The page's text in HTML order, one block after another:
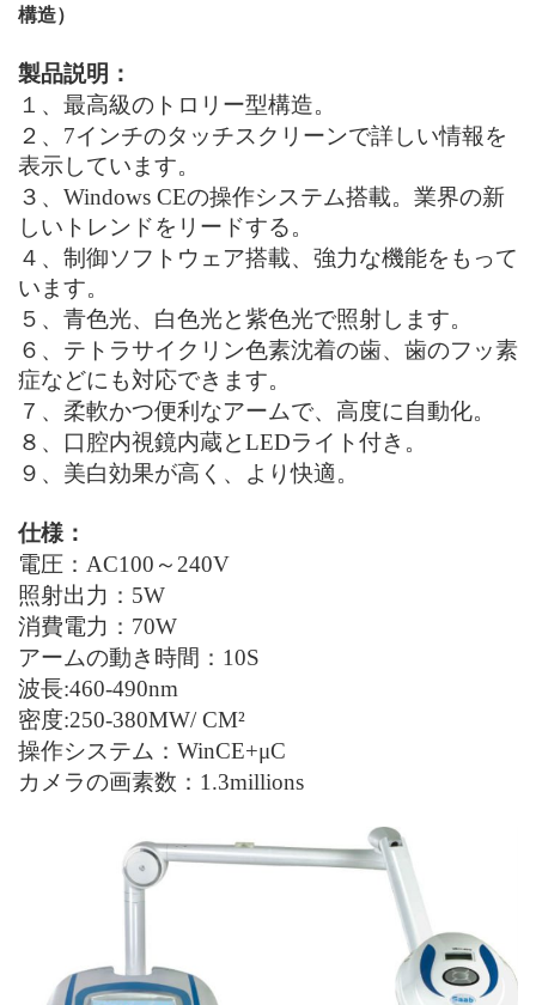
構造）
製品説明：
１、 最高級のトロリー型構造。
２、 7インチのタッチスクリーンで詳しい情報を
表示しています。
３、 Windows CEの操作システム搭載。業界の新
しいトレンドをリードする。
４、 制御ソフトウェア搭載、強力な機能をもって
います。
５、 青色光、白色光と紫色光で照射します。
６、 テトラサイクリン色素沈着の歯、歯のフッ素
症などに も対応できます。
７、 柔軟かつ便利なアームで、高度に自動化。
８、 口腔内視鏡内蔵とLEDライト付き。
９、 美白効果が高 く 、より快適。
仕様 ：
電圧 ：AC100 ～ 240V
照射出力：5W
消費電力：70W
アームの動き時間：10S
波長:460-490nm
密度:250-380MW/ CM²
操作システム：WinCE+μC
カメラの画素数：1.3millions